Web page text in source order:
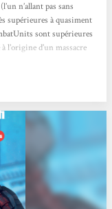
n’allant pas sans
supérieures à quasiment
sont supérieures
l’origine d’un massacre